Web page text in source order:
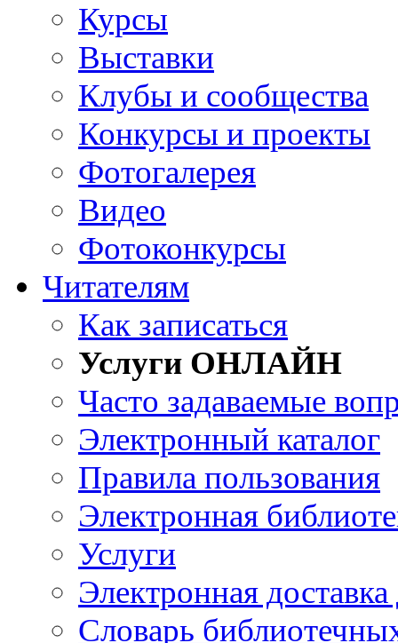
Курсы
Выставки
Клубы и сообщества
Конкурсы и проекты
Фотогалерея
Видео
Фотоконкурсы
Читателям
Как записаться
Услуги ОНЛАЙН
Часто задаваемые
Электронный каталог
Правила пользования
Электронная
Услуги
Электронная
Словарь